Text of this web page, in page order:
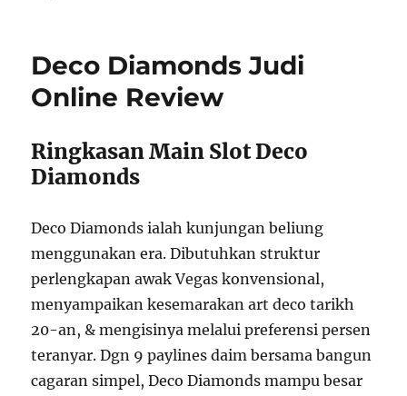
Deco Diamonds Judi
Online Review
Ringkasan Main Slot Deco
Diamonds
Deco Diamonds ialah kunjungan beliung
menggunakan era. Dibutuhkan struktur
perlengkapan awak Vegas konvensional,
menyampaikan kesemarakan art deco tarikh
20-an, & mengisinya melalui preferensi persen
teranyar. Dgn 9 paylines daim bersama bangun
cagaran simpel, Deco Diamonds mampu besar